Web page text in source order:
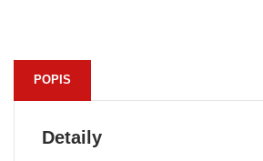
POPIS
Detaily